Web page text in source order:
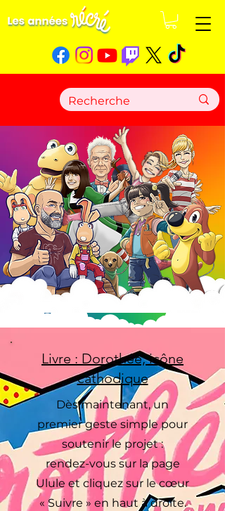
© Les années récré
Livre : Dorothée, icône
cathodique
Dès maintenant, un
premier geste simple pour
soutenir le projet :
rendez-vous sur la page
Ulule et cliquez sur le cœur
« Suivre » en haut à droite.